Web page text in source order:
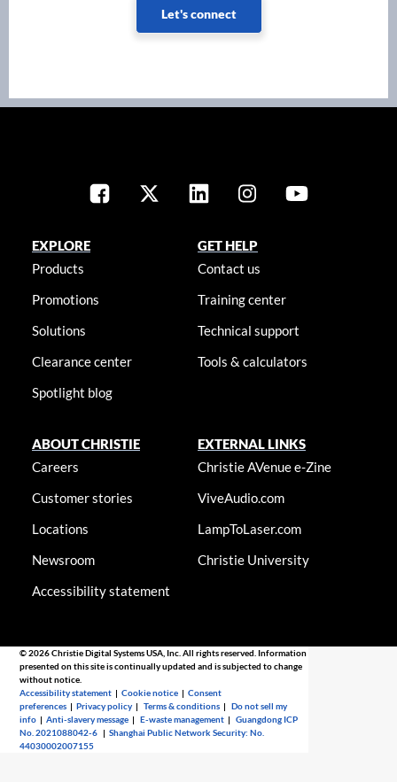
Let's connect
EXPLORE
Products
Promotions
Solutions
Clearance center
Spotlight blog
GET HELP
Contact us
Training center
Technical support
Tools & calculators
ABOUT CHRISTIE
Careers
Customer stories
Locations
Newsroom
Accessibility statement
EXTERNAL LINKS
Christie AVenue e-Zine
ViveAudio.com
LampToLaser.com
Christie University
© 2026 Christie Digital Systems USA, Inc. All rights reserved. Information
presented on this site is continually updated and is subjected to change
without notice.
Accessibility statement |Cookie notice |Consent
preferences |Privacy policy |Terms & conditions |Do not sell my
info |Anti-slavery message |E-waste management |Guangdong ICP
No. 2021088042-6 |Shanghai Public Network Security: No.
44030002007155